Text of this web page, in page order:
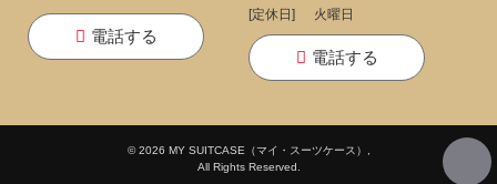
電話する
[定休日]
火曜日
電話する
© 2026 MY SUITCASE（マイ・スーツケース）,
All Rights Reserved.